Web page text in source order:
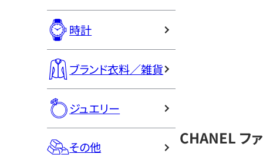
時計
ブランド衣料／雑貨
ジュエリー
その他
CHANEL フ